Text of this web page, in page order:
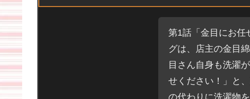
第1話「金目にお任
グは、店主の金目
目さん自身も洗濯
せください！」と